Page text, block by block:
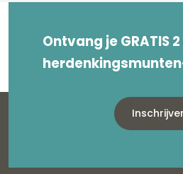
Ontvang je GRATIS